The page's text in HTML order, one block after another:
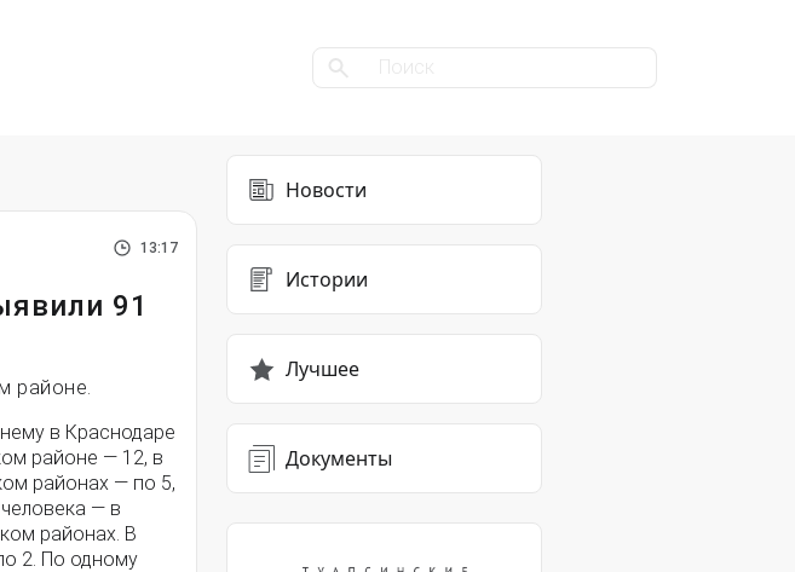
13:17
91
районе.
в Краснодаре
районе — 12, в
районах — по 5,
— в
районах. В
2. По одному
Новости
Истории
Лучшее
Документы